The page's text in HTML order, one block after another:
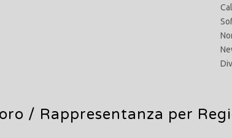
/ Rappresentanza per